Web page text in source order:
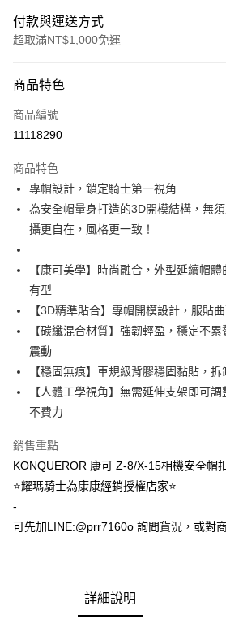
付款與運送方式
超取滿NT$1,000免運
信用卡一次付款
超商取貨付款
ATM付款
運送方式
全家取貨付款(安全帽一頂以上請選宅配)
每筆NT$60，滿NT$1,000(含以上)免運費
7-11取貨付款(安全帽一頂以上請選宅配)
每筆NT$60，滿NT$1,000(含以上)免運費
宅配
每筆NT$100，滿NT$1,000(含以上)免運費
商品特色
商品編號
11118290
商品特色
專帽設計，鎖定騎士第一視角
為安全帽量身打造的3D開模結構，無
攝更自在，風格更一致！
【康可美學】時尚融合，外型延續帽
有型
【3D精準貼合】專帽開模設計，服貼
【碳纖混合材質】強韌輕盈，穩定不
震動
【穩固無痕】車規級背膠穩固黏貼，
【人體工學視角】無需延伸支架即可
不費力
銷售重點
KONQUEROR 康可 Z-8/X-15相機安全帽
⭐️耀瑪騎士為康康經銷授權店家⭐️
-
可先加LINE:@prr7160o 詢問貨況，或對
詳細說明